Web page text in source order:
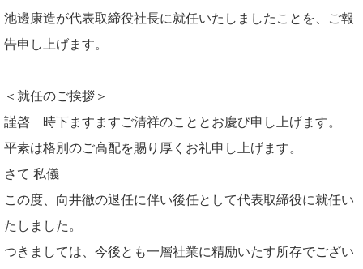
池邊康造が代表取締役社長に就任いたしましたことを、ご報
告申し上げます。
＜就任のご挨拶＞
謹啓 時下ますますご清祥のこととお慶び申し上げます。
平素は格別のご高配を賜り厚くお礼申し上げます。
さて 私儀
この度、向井徹の退任に伴い後任として代表取締役に就任い
たしました。
つきましては、今後とも一層社業に精励いたす所存でござい